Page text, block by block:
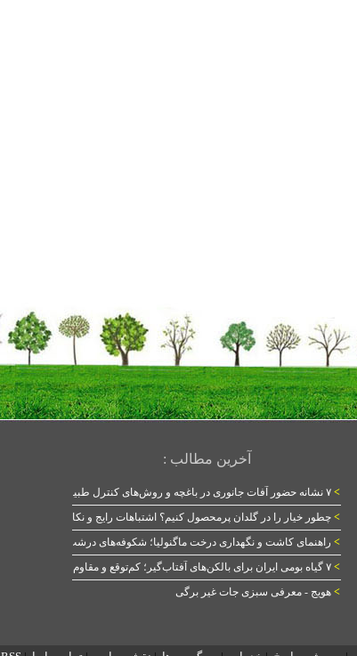
آخرین مطالب :
> ۷ نشانه حضور آفات جانوری در باغچه و روش‌های کنترل طبیعی
> چطور خیار را در گلدان پرمحصول کنیم؟ اشتباهات رایج و نکات طلایی
> راهنمای کاشت و نگهداری درخت ماگنولیا؛ شکوفه‌های درشت در بهار
> ۷ گیاه بومی ایران برای بالکن‌های آفتاب‌گیر؛ کم‌توقع و مقاوم
> هویج - معرفی سبزی جات غیر برگی